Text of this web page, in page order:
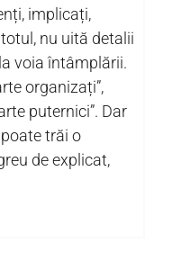
implicați,
nu uită detalii
voia întâmplării.
organizați”,
puternici”. Dar
trăi o
de explicat,